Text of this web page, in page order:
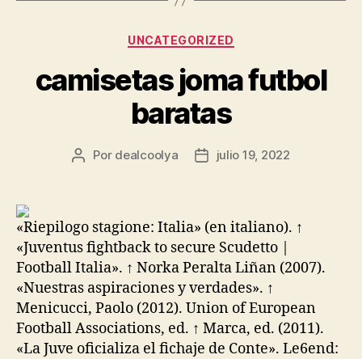
Categorías
UNCATEGORIZED
camisetas joma futbol
baratas
Autor
Por dealcoolya
Fechajulio 19, 2022
«Riepilogo stagione: Italia» (en italiano). ↑
«Juventus fightback to secure Scudetto |
Football Italia». ↑ Norka Peralta Liñan (2007).
«Nuestras aspiraciones y verdades». ↑
Menicucci, Paolo (2012). Union of European
Football Associations, ed. ↑ Marca, ed. (2011).
«La Juve oficializa el fichaje de Conte». Le6end: